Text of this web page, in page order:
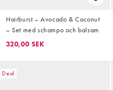
Hairburst – Avocado & Coconut
– Set med schampo och balsam
320,00 SEK
Deal